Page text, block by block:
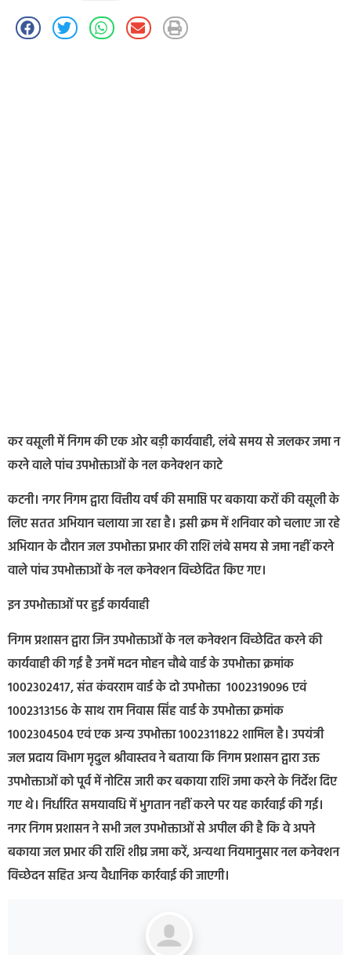
कर वसूली में निगम की एक ओर बड़ी कार्यवाही, लंबे समय से जलकर जमा न
करने वाले पांच उपभोक्ताओं के नल कनेक्शन काटे
कटनी। नगर निगम द्वारा वित्तीय वर्ष की समाप्ति पर बकाया करों की वसूली के
लिए सतत अभियान चलाया जा रहा है। इसी क्रम में शनिवार को चलाए जा रहे
अभियान के दौरान जल उपभोक्ता प्रभार की राशि लंबे समय से जमा नहीं करने
वाले पांच उपभोक्ताओं के नल कनेक्शन विच्छेदित किए गए।
इन उपभोक्ताओं पर हुई कार्यवाही
निगम प्रशासन द्वारा जिन उपभोक्ताओं के नल कनेक्शन विच्छेदित करने की
कार्यवाही की गई है उनमें मदन मोहन चौबे वार्ड के उपभोक्ता क्रमांक
1002302417, संत कंवरराम वार्ड के दो उपभोक्ता 1002319096 एवं
1002313156 के साथ राम निवास सिंह वार्ड के उपभोक्ता क्रमांक
1002304504 एवं एक अन्य उपभोक्ता 1002311822 शामिल है। उपयंत्री
जल प्रदाय विभाग मृदुल श्रीवास्तव ने बताया कि निगम प्रशासन द्वारा उक्त
उपभोक्ताओं को पूर्व में नोटिस जारी कर बकाया राशि जमा करने के निर्देश दिए
गए थे। निर्धारित समयावधि में भुगतान नहीं करने पर यह कार्रवाई की गई।
नगर निगम प्रशासन ने सभी जल उपभोक्ताओं से अपील की है कि वे अपने
बकाया जल प्रभार की राशि शीघ्र जमा करें, अन्यथा नियमानुसार नल कनेक्शन
विच्छेदन सहित अन्य वैधानिक कार्रवाई की जाएगी।